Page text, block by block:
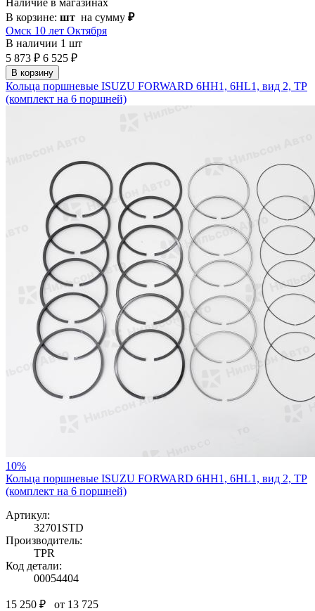
В корзине: шт на сумму ₽
Омск 10 лет Октября
В наличии 1 шт
5 873 ₽ 6 525 ₽
В корзину
Кольца поршневые ISUZU FORWARD 6HH1, 6HL1, вид 2, TP
(комплект на 6 поршней)
10%
Кольца поршневые ISUZU FORWARD 6HH1, 6HL1, вид 2, TP
(комплект на 6 поршней)
Артикул:
32701STD
Производитель:
TPR
Код детали:
00054404
15 250 ₽ от 13 725